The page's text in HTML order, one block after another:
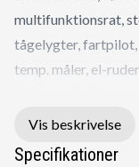
multifunktionsrat,
tågelygter, fartpilot,
temp. måler, el-
Synet i september
Vis beskrivelse
Specifikationer